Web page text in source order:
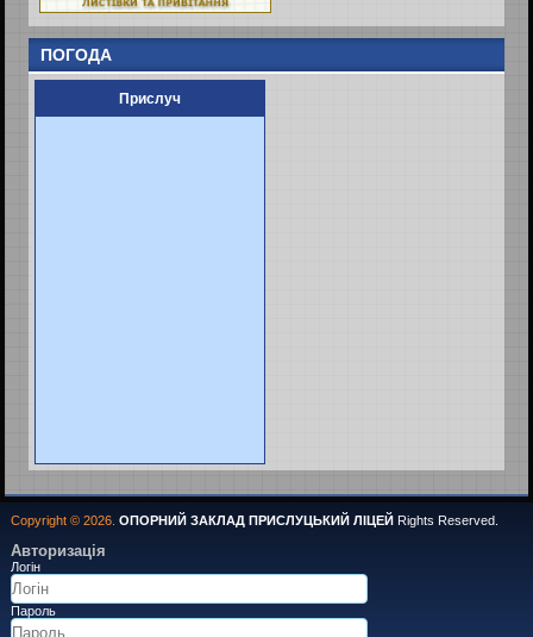
ПОГОДА
Прислуч
Copyright © 2026. ОПОРНИЙ ЗАКЛАД ПРИСЛУЦЬКИЙ ЛІЦЕЙRights Reserved.
Авторизація
Логін
Пароль